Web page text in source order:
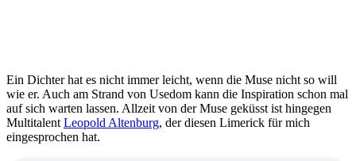
Ein Dichter hat es nicht immer leicht, wenn die Muse nicht so will
wie er. Auch am Strand von Usedom kann die Inspiration schon mal
auf sich warten lassen. Allzeit von der Muse geküsst ist hingegen
MultitalentLeopold Altenburg, der diesen Limerick für mich
eingesprochen hat.